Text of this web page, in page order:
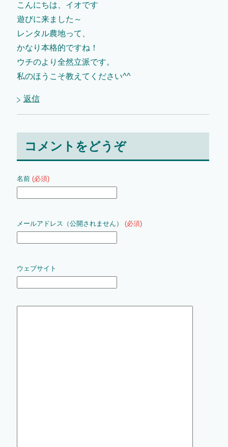
こんにちは、イオです
遊びに来ました～
レンタル農地って、
かなり本格的ですね！
ウチのより全然立派です。
私のほうこそ教えてください^^
返信
コメントをどうぞ
名前 (必須)
メールアドレス（公開されません） (必須)
ウェブサイト